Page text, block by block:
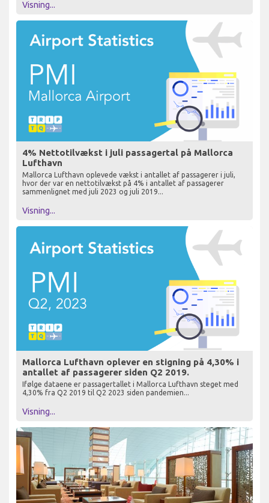
Visning...
4% Nettotilvækst i juli passagertal på Mallorca
Lufthavn
Mallorca Lufthavn oplevede vækst i antallet af passagerer i juli,
hvor der var en nettotilvækst på 4% i antallet af passagerer
sammenlignet med juli 2023 og juli 2019...
Visning...
Mallorca Lufthavn oplever en stigning på 4,30% i
antallet af passagerer siden Q2 2019.
Ifølge dataene er passagertallet i Mallorca Lufthavn steget med
4,30% fra Q2 2019 til Q2 2023 siden pandemien...
Visning...